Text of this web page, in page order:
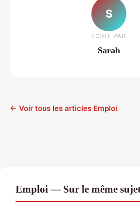
S
ECRIT PAR
Sarah
← Voir tous les articles Emploi
Emploi — Sur le même